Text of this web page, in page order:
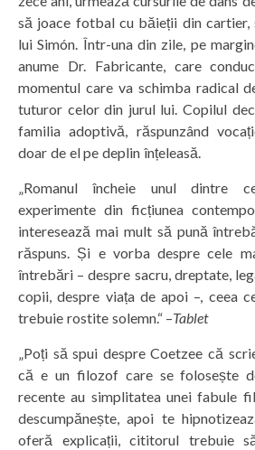
să joace fotbal cu băieții din cartier,
lui Simón. Într-una din zile, pe
anume Dr. Fabricante, care
momentul care va schimba radical
tuturor celor din jurul lui. Copilul
familia adoptivă, răspunzând
doar de el pe deplin înțeleasă.
„Romanul încheie unul dintre
experimente din ficțiunea
interesează mai mult să pună
răspuns. Și e vorba despre cele
întrebări – despre sacru, dreptate,
copii, despre viața de apoi –, ceea
trebuie rostite solemn.“ –Tablet
„Poți să spui despre Coetzee că
că e un filozof care se folosește
recente au simplitatea unei fabule
descumpănește, apoi te
oferă explicații, cititorul trebuie